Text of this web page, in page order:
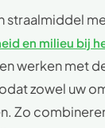
straalmiddel
en milieu bij
werken met
zowel uw
Zo